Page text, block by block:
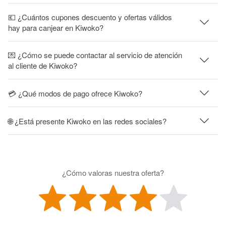
💶 ¿Cuántos cupones descuento y ofertas válidos
hay para canjear en Kiwoko?
💌 ¿Cómo se puede contactar al servicio de atención
al cliente de Kiwoko?
💳 ¿Qué modos de pago ofrece Kiwoko?
🌐 ¿Está presente Kiwoko en las redes sociales?
¿Cómo valoras nuestra oferta?